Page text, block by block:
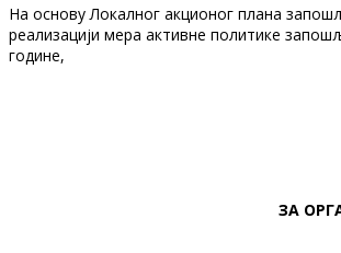
На основу Локалног акционог плана
реализацији мера активне политике
године,
ЗА